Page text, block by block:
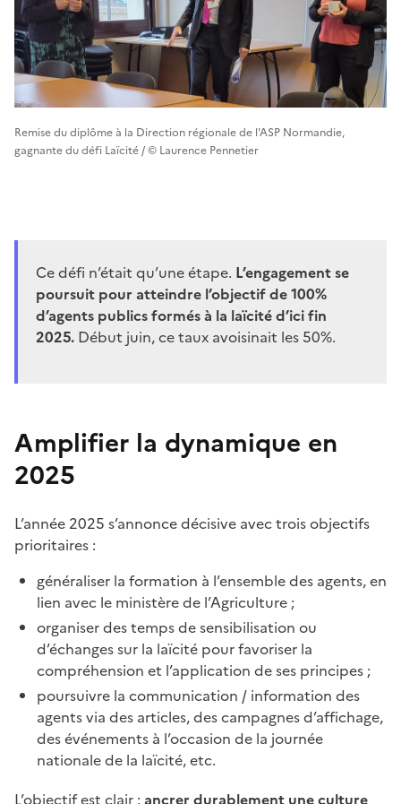
Remise du diplôme à la Direction régionale de l'ASP Normandie,
gagnante du défi Laïcité / © Laurence Pennetier
Ce défi n’était qu’une étape. L’engagement se
poursuit pour atteindre l’objectif de 100%
d’agents publics formés à la laïcité d’ici fin
2025. Début juin, ce taux avoisinait les 50%.
Amplifier la dynamique en
2025
L’année 2025 s’annonce décisive avec trois objectifs
prioritaires :
généraliser la formation à l’ensemble des agents, en
lien avec le ministère de l’Agriculture ;
organiser des temps de sensibilisation ou
d’échanges sur la laïcité pour favoriser la
compréhension et l’application de ses principes ;
poursuivre la communication / information des
agents via des articles, des campagnes d’affichage,
des événements à l’occasion de la journée
nationale de la laïcité, etc.
L’objectif est clair : ancrer durablement une culture